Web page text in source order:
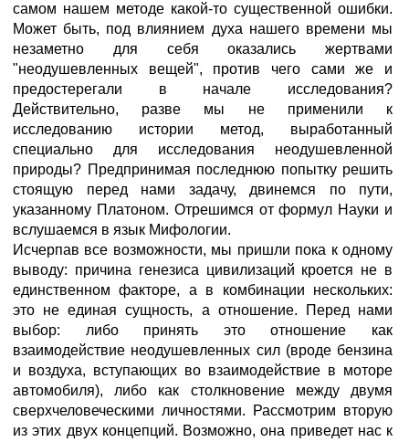
самом нашем методе какой-то существенной ошибки.
Может быть, под влиянием духа нашего времени мы
незаметно для себя оказались жертвами
"неодушевленных вещей", против чего сами же и
предостерегали в начале исследования?
Действительно, разве мы не применили к
исследованию истории метод, выработанный
специально для исследования неодушевленной
природы? Предпринимая последнюю попытку решить
стоящую перед нами задачу, двинемся по пути,
указанному Платоном. Отрешимся от формул Науки и
вслушаемся в язык Мифологии.
Исчерпав все возможности, мы пришли пока к одному
выводу: причина генезиса цивилизаций кроется не в
единственном факторе, а в комбинации нескольких:
это не единая сущность, а отношение. Перед нами
выбор: либо принять это отношение как
взаимодействие неодушевленных сил (вроде бензина
и воздуха, вступающих во взаимодействие в моторе
автомобиля), либо как столкновение между двумя
сверхчеловеческими личностями. Рассмотрим вторую
из этих двух концепций. Возможно, она приведет нас к